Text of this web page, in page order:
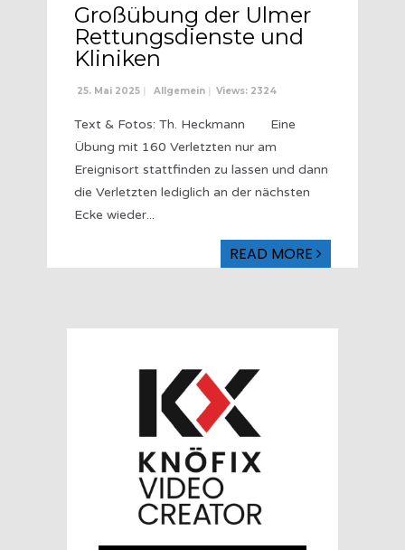
Großübung der Ulmer
Rettungsdienste und
Kliniken
25. Mai 2025 Allgemein Views: 2324
Text & Fotos: Th. Heckmann Eine
Übung mit 160 Verletzten nur am
Ereignisort stattfinden zu lassen und dann
die Verletzten lediglich an der nächsten
Ecke wieder...
READ MORE